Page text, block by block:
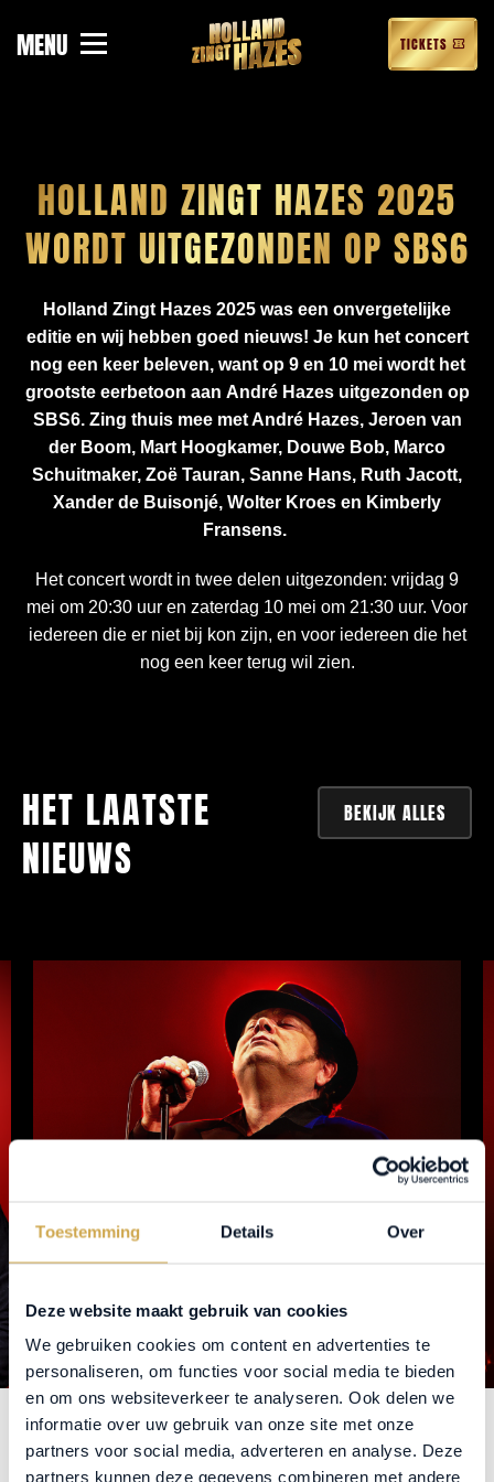
Toestemming Details Over
Deze website maakt gebruik van cookies
We gebruiken cookies om content en advertenties te
personaliseren, om functies voor social media te bieden
en om ons websiteverkeer te analyseren. Ook delen we
informatie over uw gebruik van onze site met onze
partners voor social media, adverteren en analyse. Deze
partners kunnen deze gegevens combineren met andere
MERCHANDISE
MENU TICKETS
HOLLAND ZINGT HAZES 2025
WORDT UITGEZONDEN OP SBS6
Holland Zingt Hazes 2025 was een onvergetelijke
editie en wij hebben goed nieuws! Je kun het concert
nog een keer beleven, want op 9 en 10 mei wordt het
grootste eerbetoon aan André Hazes uitgezonden op
SBS6. Zing thuis mee met André Hazes, Jeroen van
der Boom, Mart Hoogkamer, Douwe Bob, Marco
Schuitmaker, Zoë Tauran, Sanne Hans, Ruth Jacott,
Xander de Buisonjé, Wolter Kroes en Kimberly
Fransens.
Het concert wordt in twee delen uitgezonden: vrijdag 9
mei om 20:30 uur en zaterdag 10 mei om 21:30 uur. Voor
iedereen die er niet bij kon zijn, en voor iedereen die het
nog een keer terug wil zien.
HET LAATSTE
NIEUWS
BEKIJK ALLES
ZATERDAG 13 MAART BIJNA
UITVERKOCHT